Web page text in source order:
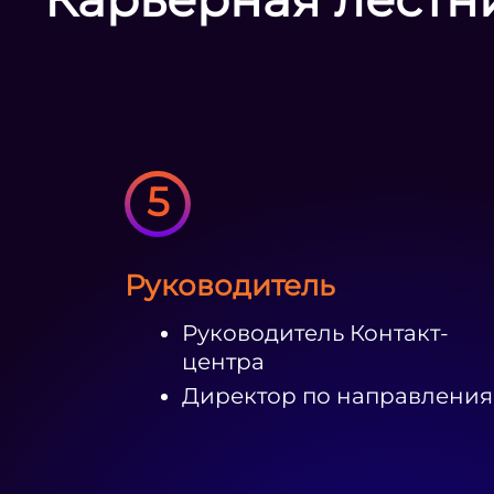
5
Руководитель
Руководитель Контакт-
центра
Директор по